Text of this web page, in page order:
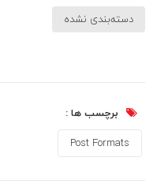
دسته‌بندی نشده
برچسب ها :
Post Formats